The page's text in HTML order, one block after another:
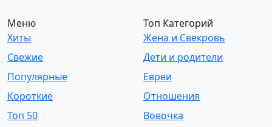
Меню
Хиты
Свежие
Популярные
Короткие
Топ 50
Топ Категорий
Жена и Свекровь
Дети и родители
Евреи
Отношения
Вовочка